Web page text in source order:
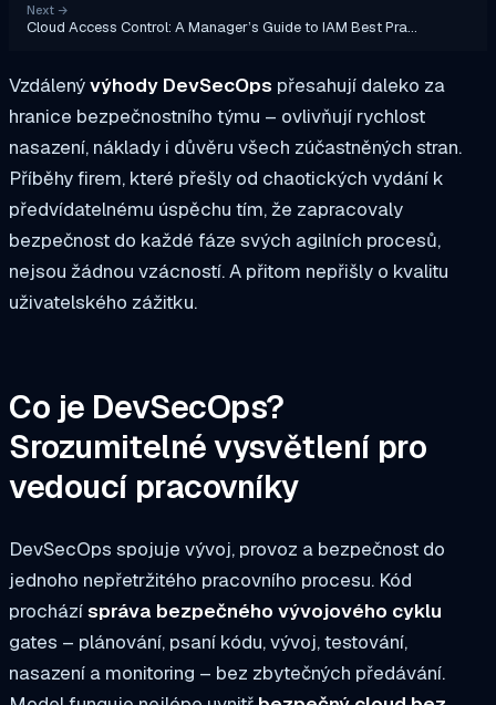
Next →
Cloud Access Control: A Manager’s Guide to IAM Best Pra…
Vzdálenývýhody DevSecOps přesahují daleko za
hranice bezpečnostního týmu – ovlivňují rychlost
nasazení, náklady i důvěru všech zúčastněných stran.
Příběhy firem, které přešly od chaotických vydání k
předvídatelnému úspěchu tím, že zapracovaly
bezpečnost do každé fáze svých agilních procesů,
nejsou žádnou vzácností. A přitom nepřišly o kvalitu
uživatelského zážitku.
Co je DevSecOps?
Srozumitelné vysvětlení pro
vedoucí pracovníky
DevSecOps spojuje vývoj, provoz a bezpečnost do
jednoho nepřetržitého pracovního procesu. Kód
procházíspráva bezpečného vývojového cyklu
gates – plánování, psaní kódu, vývoj, testování,
nasazení a monitoring – bez zbytečných předávání.